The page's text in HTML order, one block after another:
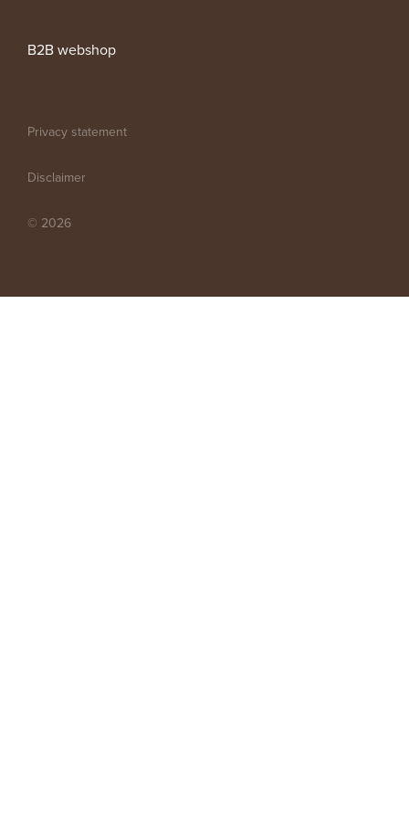
B2B webshop
Privacy statement
Disclaimer
© 2026